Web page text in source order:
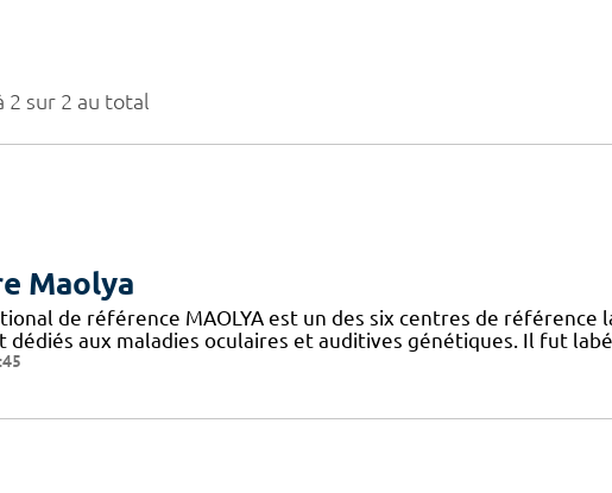
2 sur 2 au total
Maolya
de référence MAOLYA est un des six centres de référence
dédiés aux maladies oculaires et auditives génétiques. Il fut